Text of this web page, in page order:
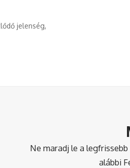
jelenség,
Ne maradj le a
alábbi